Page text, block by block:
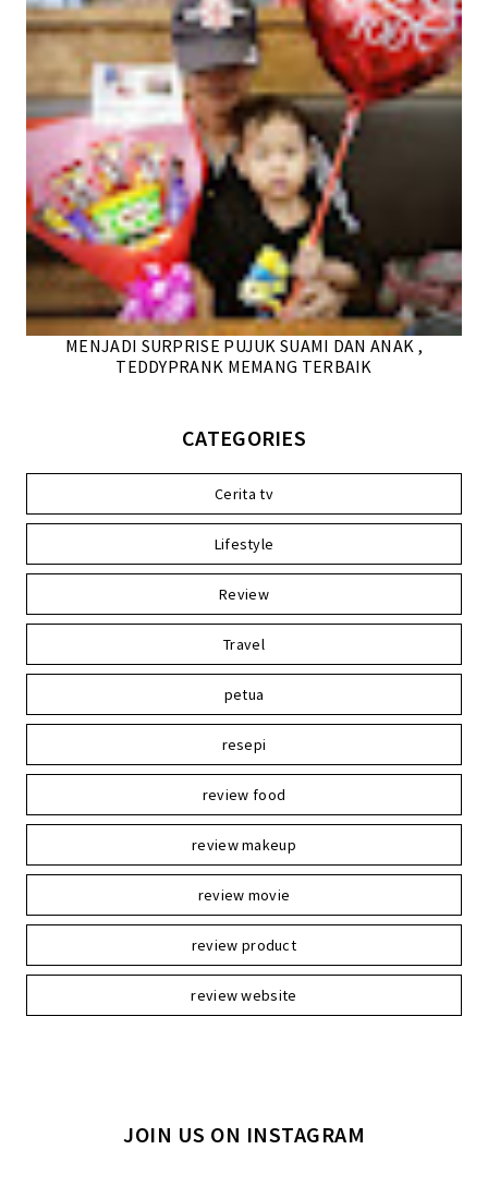
MENJADI SURPRISE PUJUK SUAMI DAN ANAK ,
TEDDYPRANK MEMANG TERBAIK
CATEGORIES
Cerita tv
Lifestyle
Review
Travel
petua
resepi
review food
review makeup
review movie
review product
review website
JOIN US ON INSTAGRAM